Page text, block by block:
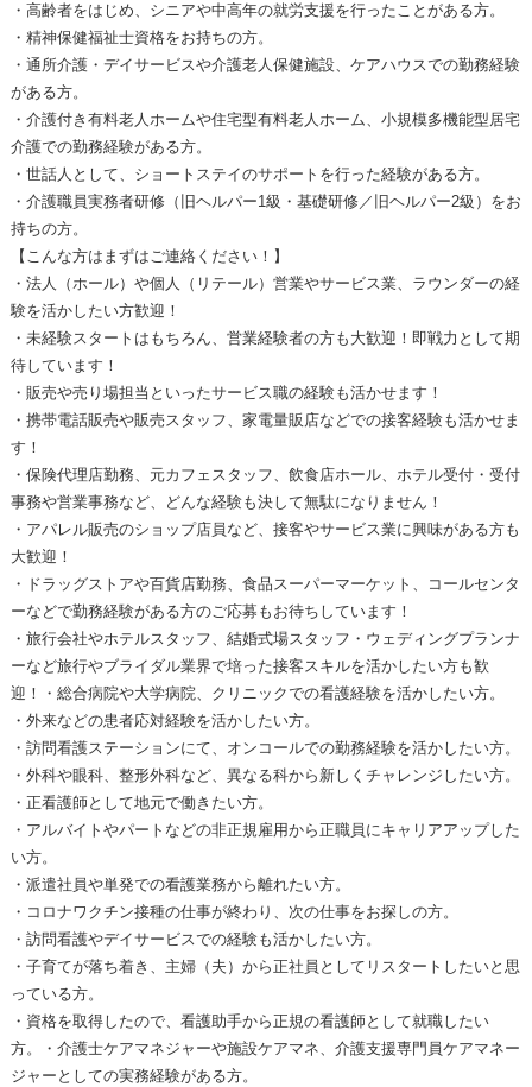
・高齢者をはじめ、シニアや中高年の就労支援を行ったことがある方。
・精神保健福祉士資格をお持ちの方。
・通所介護・デイサービスや介護老人保健施設、ケアハウスでの勤務経験
がある方。
・介護付き有料老人ホームや住宅型有料老人ホーム、小規模多機能型居宅
介護での勤務経験がある方。
・世話人として、ショートステイのサポートを行った経験がある方。
・介護職員実務者研修（旧ヘルパー1級・基礎研修／旧ヘルパー2級）をお
持ちの方。
【こんな方はまずはご連絡ください！】
・法人（ホール）や個人（リテール）営業やサービス業、ラウンダーの経
験を活かしたい方歓迎！
・未経験スタートはもちろん、営業経験者の方も大歓迎！即戦力として期
待しています！
・販売や売り場担当といったサービス職の経験も活かせます！
・携帯電話販売や販売スタッフ、家電量販店などでの接客経験も活かせま
す！
・保険代理店勤務、元カフェスタッフ、飲食店ホール、ホテル受付・受付
事務や営業事務など、どんな経験も決して無駄になりません！
・アパレル販売のショップ店員など、接客やサービス業に興味がある方も
大歓迎！
・ドラッグストアや百貨店勤務、食品スーパーマーケット、コールセンタ
ーなどで勤務経験がある方のご応募もお待ちしています！
・旅行会社やホテルスタッフ、結婚式場スタッフ・ウェディングプランナ
ーなど旅行やブライダル業界で培った接客スキルを活かしたい方も歓
迎！・総合病院や大学病院、クリニックでの看護経験を活かしたい方。
・外来などの患者応対経験を活かしたい方。
・訪問看護ステーションにて、オンコールでの勤務経験を活かしたい方。
・外科や眼科、整形外科など、異なる科から新しくチャレンジしたい方。
・正看護師として地元で働きたい方。
・アルバイトやパートなどの非正規雇用から正職員にキャリアアップした
い方。
・派遣社員や単発での看護業務から離れたい方。
・コロナワクチン接種の仕事が終わり、次の仕事をお探しの方。
・訪問看護やデイサービスでの経験も活かしたい方。
・子育てが落ち着き、主婦（夫）から正社員としてリスタートしたいと思
っている方。
・資格を取得したので、看護助手から正規の看護師として就職したい
方。・介護士ケアマネジャーや施設ケアマネ、介護支援専門員ケアマネー
ジャーとしての実務経験がある方。